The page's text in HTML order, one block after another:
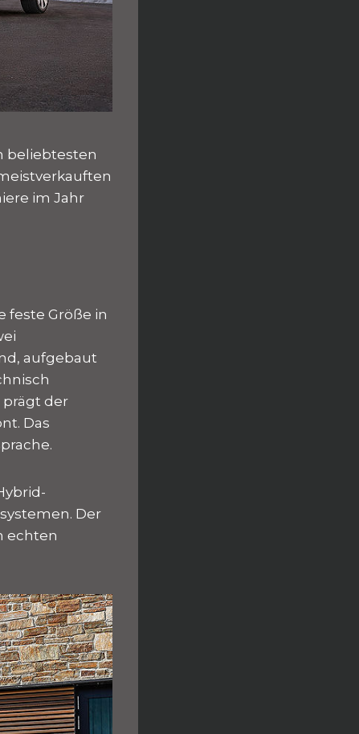
beliebtesten
im Jahr
feste Größe in
aufgebaut
prägt der
Das
Der
echten